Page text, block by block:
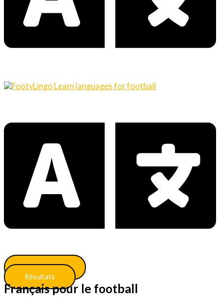
Classements
Résultats
Français pour le football